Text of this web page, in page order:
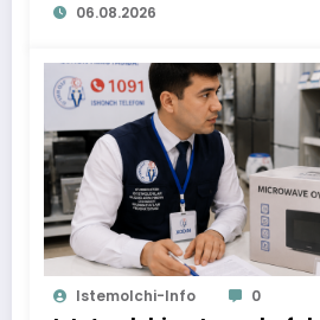
06.08.2026
Istemolchi-Info 0